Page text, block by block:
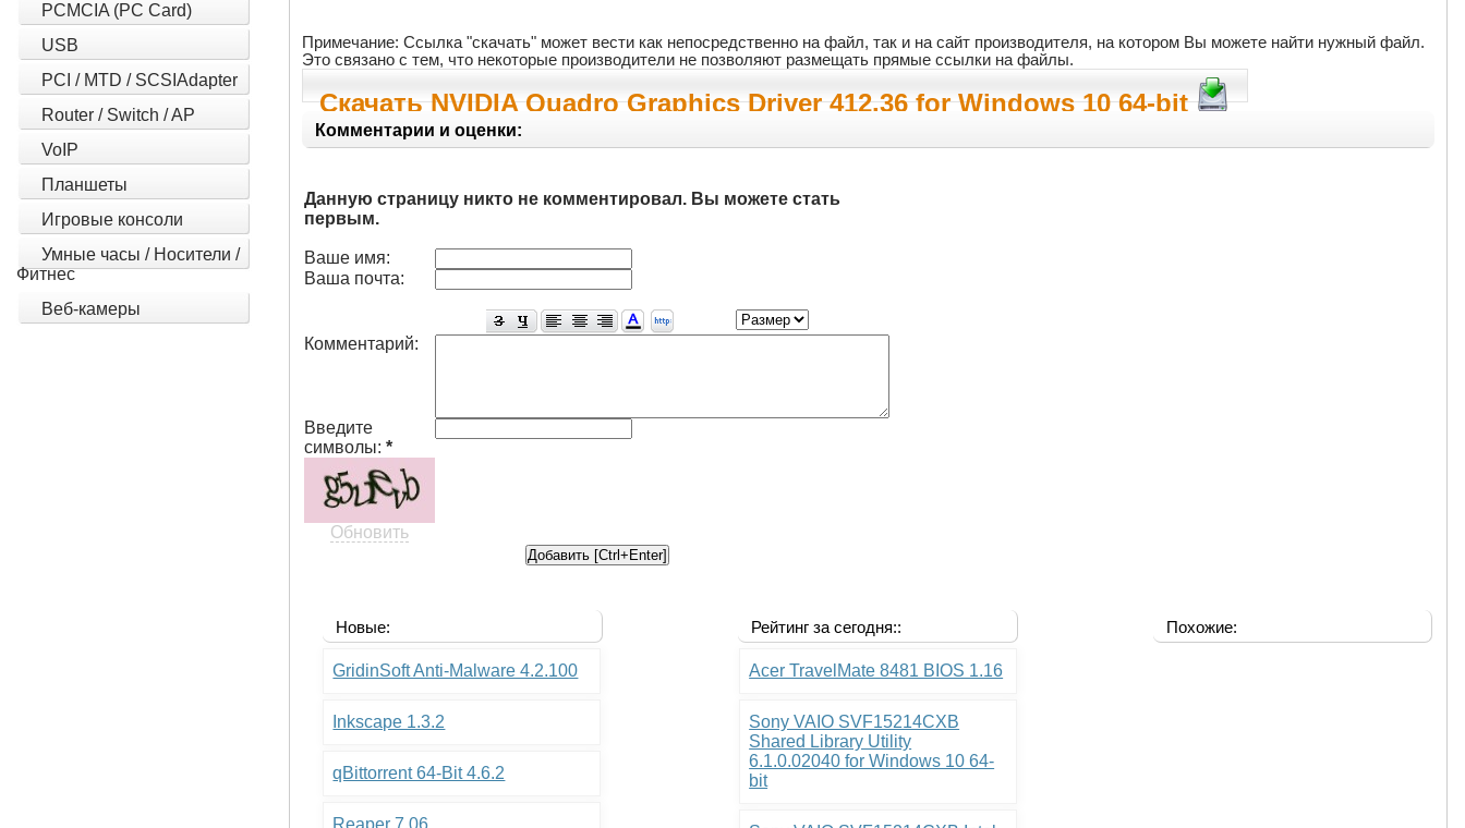
PCMCIA (PC Card)
USB
PCI / MTD / SCSIAdapter
Router / Switch / AP
VoIP
Планшеты
Игровые консоли
Умные часы / Носители /
Фитнес
Веб-камеры
Примечание: Ссылка "скачать" может вести как непосредственно на файл, так и на сайт производителя, на котором Вы можете найти нужный файл.
Это связано с тем, что некоторые производители не позволяют размещать прямые ссылки на файлы.
Скачать NVIDIA Quadro Graphics Driver 412.36 for Windows 10 64-bit
Комментарии и оценки:
Данную страницу никто не комментировал. Вы можете стать
первым.
Ваше имя:
Ваша почта:
Комментарий:
Введите
символы:*
Обновить
Новые:
GridinSoft Anti-Malware 4.2.100
Inkscape 1.3.2
qBittorrent 64-Bit 4.6.2
Reaper 7.06
Рейтинг за сегодня::
Acer TravelMate 8481 BIOS 1.16
Sony VAIO SVF15214CXB
Shared Library Utility
6.1.0.02040 for Windows 10 64-
bit
Похожие: